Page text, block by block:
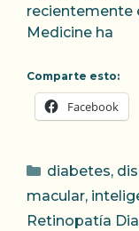
recientemente
Medicine ha
Comparte esto:
Facebook
Categorías
diabetes,
macular,
Retinopatía